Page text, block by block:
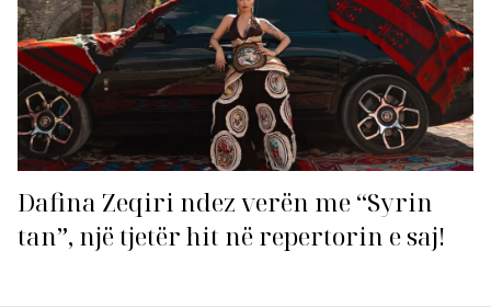
Dafina Zeqiri ndez verën me “Syrin
tan”, një tjetër hit në repertorin e saj!